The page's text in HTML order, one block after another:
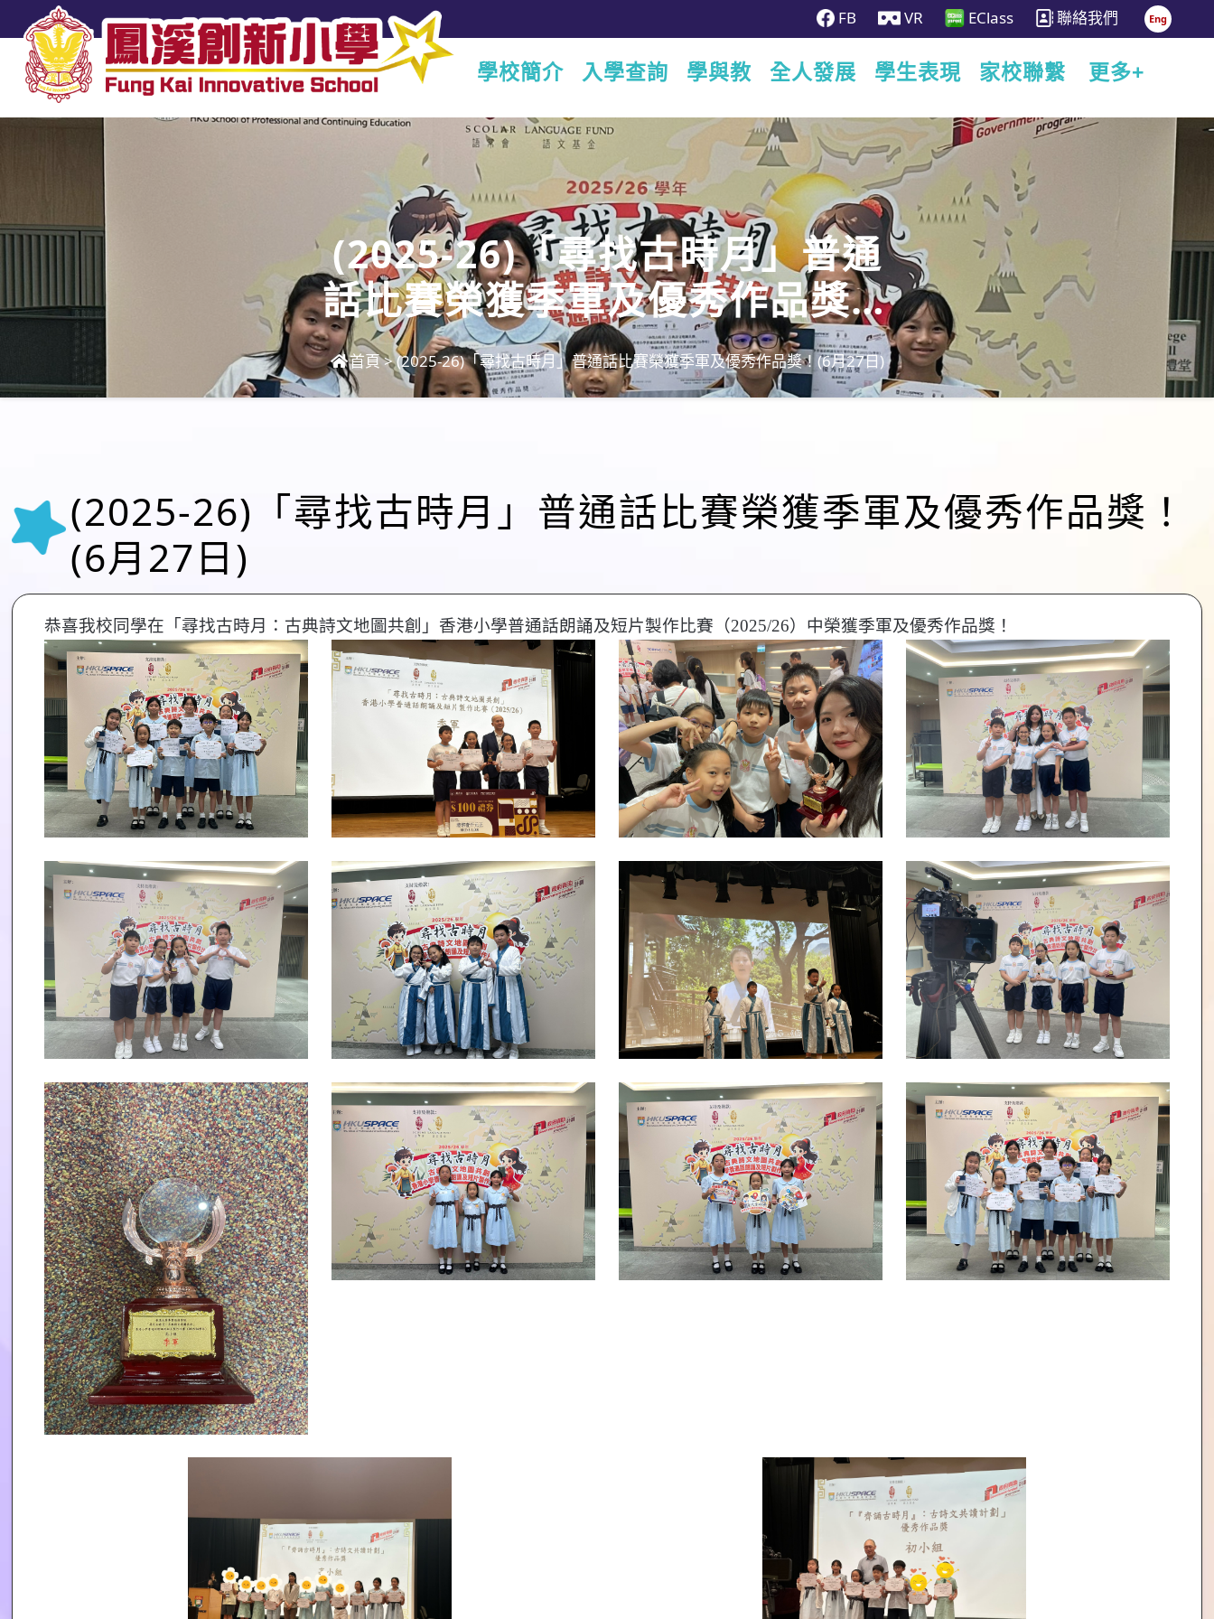
FB VR EClass 聯絡我們 Eng
學校簡介 入學查詢 學與教 全人發展 學生表現 家校聯繫 更多+
(2025-26)「尋找古時月」普通
話比賽榮獲季軍及優秀作品獎！
(6月27日)
首頁>(2025-26)「尋找古時月」普通話比賽榮獲季軍及優秀作品獎！(6月27日)
(2025-26)「尋找古時月」普通話比賽榮獲季軍及優秀作品獎！
(6月27日)
恭喜我校同學在「尋找古時月：古典詩文地圖共創」香港小學普通話朗誦及短片製作比賽（2025/26）中榮獲季軍及優秀作品獎！